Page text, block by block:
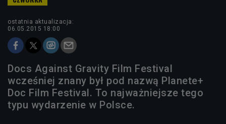
ostatnia aktualizacja:
06.05.2015 18:00
Docs Against Gravity Film Festival
wcześniej znany był pod nazwą Planete+
Doc Film Festival. To najważniejsze tego
typu wydarzenie w Polsce.